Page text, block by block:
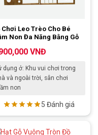
Chơi Leo Trèo Cho Bé
Non Đa Năng Bằng Gỗ
5 Đánh giá
VNĐ
dụng ở: Khu vui chơi trong
và ngoài trời, sân chơi
non